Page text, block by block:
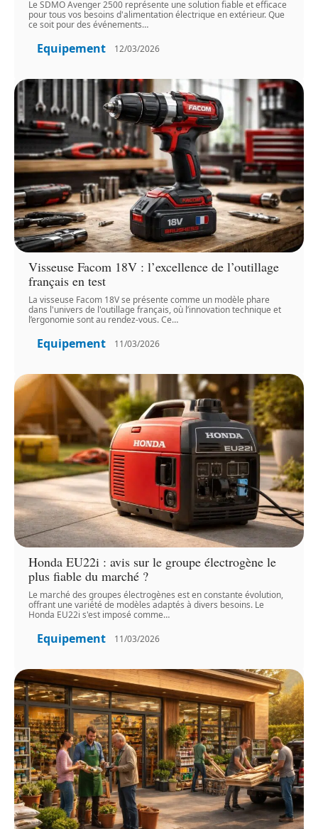
Le SDMO Avenger 2500 représente une solution fiable et efficace
pour tous vos besoins d'alimentation électrique en extérieur. Que
ce soit pour des événements…
Equipement 12/03/2026
Visseuse Facom 18V : l’excellence de l’outillage
français en test
La visseuse Facom 18V se présente comme un modèle phare
dans l'univers de l'outillage français, où l’innovation technique et
l’ergonomie sont au rendez-vous. Ce…
Equipement 11/03/2026
Honda EU22i : avis sur le groupe électrogène le
plus fiable du marché ?
Le marché des groupes électrogènes est en constante évolution,
offrant une variété de modèles adaptés à divers besoins. Le
Honda EU22i s'est imposé comme…
Equipement 11/03/2026